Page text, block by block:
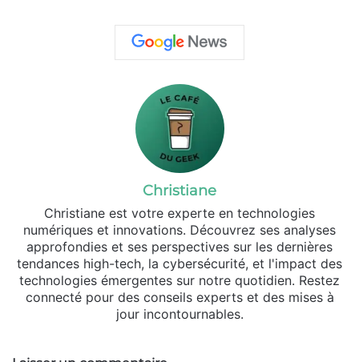
Christiane
Christiane est votre experte en technologies
numériques et innovations. Découvrez ses analyses
approfondies et ses perspectives sur les dernières
tendances high-tech, la cybersécurité, et l'impact des
technologies émergentes sur notre quotidien. Restez
connecté pour des conseils experts et des mises à
jour incontournables.